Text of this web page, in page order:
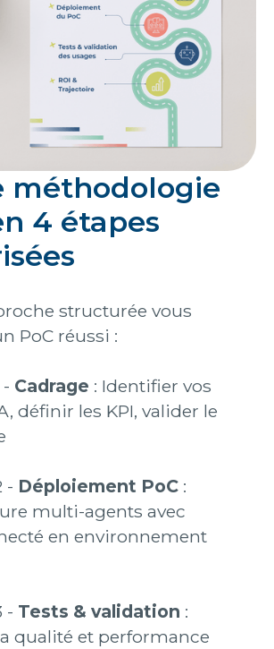
méthodologie
4 étapes
structurée vous
PoC réussi :
Cadrage : Identifier vos
définir les KPI, valider le
- Déploiement PoC :
multi-agents avec
en environnement
- Tests & validation :
qualité et performance